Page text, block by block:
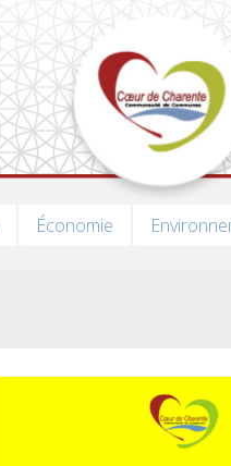
Économie